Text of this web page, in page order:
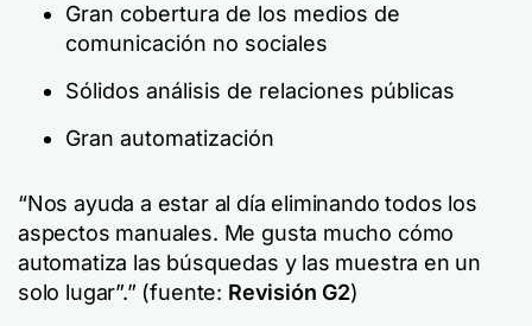
Gran cobertura de los medios de
comunicación no sociales
Sólidos análisis de relaciones públicas
Gran automatización
“Nos ayuda a estar al día eliminando todos los
aspectos manuales. Me gusta mucho cómo
automatiza las búsquedas y las muestra en un
solo lugar”.” (fuente: Revisión G2)